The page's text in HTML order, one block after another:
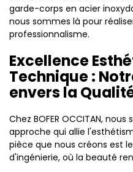
garde-corps en acier
nous sommes là pour
professionnalisme.
Excellence
Technique :
envers la
Chez BOFER OCCITAN,
approche qui allie
pièce que nous créons est
d'ingénierie, où la beauté